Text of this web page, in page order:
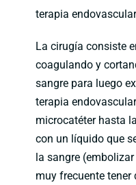
terapia
La cirugía consiste
coagulando y
sangre para luego
terapia
microcatéter hasta
con un líquido que
la sangre
muy frecuente tener